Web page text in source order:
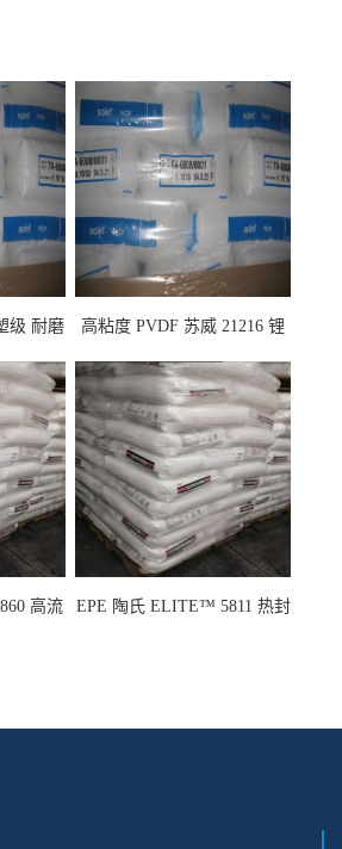
级 耐磨
高粘度 PVDF 苏威 21216 锂
高流
EPE 陶氏 ELITE™ 5811 热封